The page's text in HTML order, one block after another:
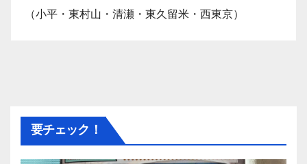
（小平・東村山・清瀬・東久留米・西東京）
要チェック！